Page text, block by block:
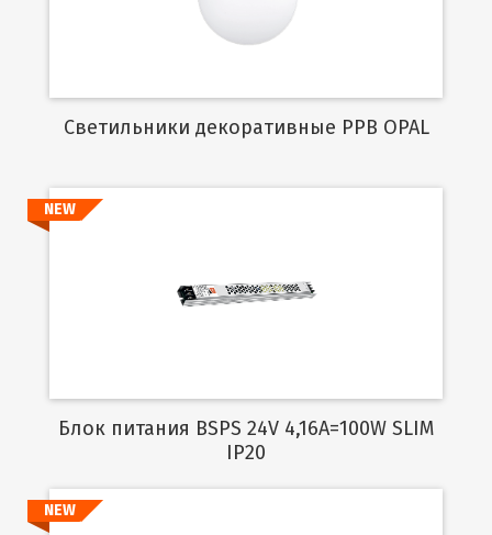
Cветильники декоративные PPB OPAL
Подробнее
NEW
Блок питания BSPS 24V 4,16A=100W SLIM
IP20
NEW